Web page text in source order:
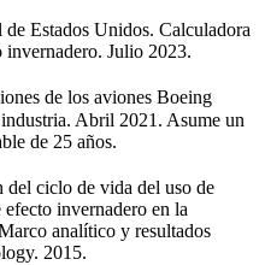
de Estados Unidos. Calculadora
invernadero. Julio 2023.
de los aviones Boeing
Abril 2021. Asume un
de 25 años.
del ciclo de vida del uso de
efecto invernadero en la
analítico y resultados
2015.